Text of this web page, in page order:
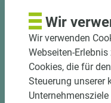
Verpackung der
Jetzt
Wir
Wir verwenden
Webseiten-
Cookies, die für
Steuerung unserer